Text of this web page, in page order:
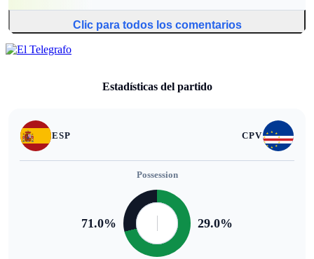
Clic para todos los comentarios
Estadísticas del partido
ESP CPV
Possession
71.0% 29.0%